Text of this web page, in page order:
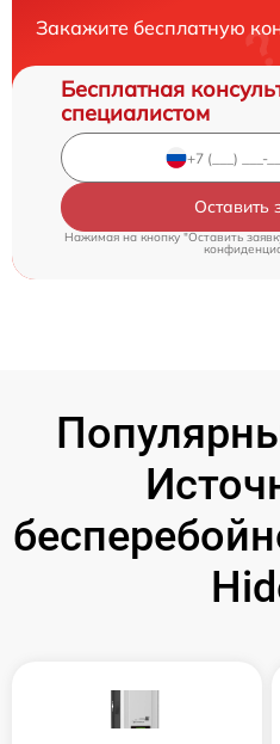
Закажите бесплатную
Бесплатная
специалистом
Оставить
Нажимая на кнопку "Оставить